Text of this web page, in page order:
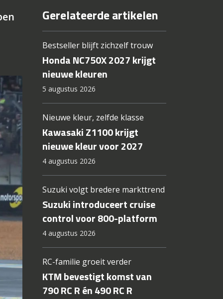
Gerelateerde artikelen
Bestseller blijft zichzelf trouw
Honda NC750X 2027 krijgt
nieuwe kleuren
5 augustus 2026
Nieuwe kleur, zelfde klasse
Kawasaki Z1100 krijgt
nieuwe kleur voor 2027
4 augustus 2026
Suzuki volgt bredere markttrend
Suzuki introduceert cruise
control voor 800-platform
4 augustus 2026
RC-familie groeit verder
KTM bevestigt komst van
790 RC R én 490 RC R